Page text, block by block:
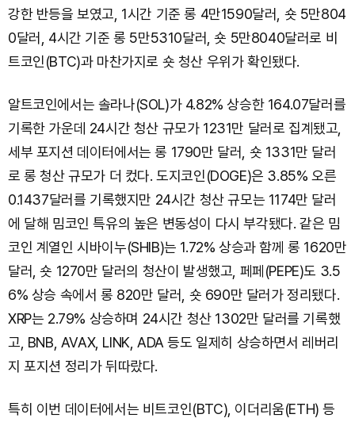
강한 반등을 보였고, 1시간 기준 롱 4만1590달러, 숏 5만804
0달러, 4시간 기준 롱 5만5310달러, 숏 5만8040달러로 비
트코인(BTC)과 마찬가지로 숏 청산 우위가 확인됐다.
알트코인에서는 솔라나(SOL)가 4.82% 상승한 164.07달러를
기록한 가운데 24시간 청산 규모가 1231만 달러로 집계됐고,
세부 포지션 데이터에서는 롱 1790만 달러, 숏 1331만 달러
로 롱 청산 규모가 더 컸다. 도지코인(DOGE)은 3.85% 오른
0.1437달러를 기록했지만 24시간 청산 규모는 1174만 달러
에 달해 밈코인 특유의 높은 변동성이 다시 부각됐다. 같은 밈
코인 계열인 시바이누(SHIB)는 1.72% 상승과 함께 롱 1620만
달러, 숏 1270만 달러의 청산이 발생했고, 페페(PEPE)도 3.5
6% 상승 속에서 롱 820만 달러, 숏 690만 달러가 정리됐다.
XRP는 2.79% 상승하며 24시간 청산 1302만 달러를 기록했
고, BNB, AVAX, LINK, ADA 등도 일제히 상승하면서 레버리
지 포지션 정리가 뒤따랐다.
특히 이번 데이터에서는 비트코인(BTC), 이더리움(ETH) 등